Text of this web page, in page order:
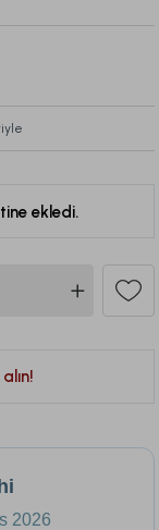
ekledi.
2026